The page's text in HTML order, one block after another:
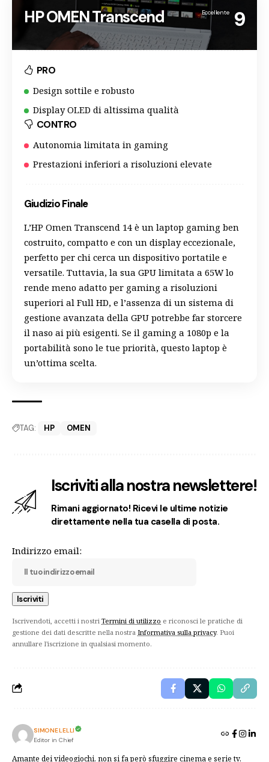
HP OMEN Transcend Eccellente 9
PRO
Design sottile e robusto
Display OLED di altissima qualità
CONTRO
Autonomia limitata in gaming
Prestazioni inferiori a risoluzioni elevate
Giudizio Finale
L’HP Omen Transcend 14 è un laptop gaming ben
costruito, compatto e con un display eccezionale,
perfetto per chi cerca un dispositivo portatile e
versatile. Tuttavia, la sua GPU limitata a 65W lo
rende meno adatto per gaming a risoluzioni
superiori al Full HD, e l’assenza di un sistema di
gestione avanzata della GPU potrebbe far storcere
il naso ai più esigenti. Se il gaming a 1080p e la
portabilità sono le tue priorità, questo laptop è
un’ottima scelta.
TAG: HP OMEN
Iscriviti alla nostra newslettere!
Rimani aggiornato! Ricevi le ultime notizie
direttamente nella tua casella di posta.
Indirizzo email:
Iscrivendoti, accetti i nostri Termini di utilizzo e riconosci le pratiche di
gestione dei dati descritte nella nostra Informativa sulla privacy. Puoi
annullare l'iscrizione in qualsiasi momento.
SIMONE LELLI
Editor in Chief
Amante dei videogiochi, non si fa però sfuggire cinema e serie tv,